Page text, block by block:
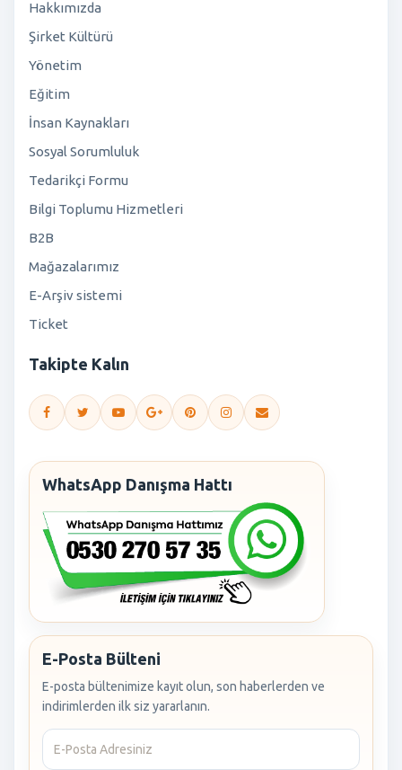
Hakkımızda
Şirket Kültürü
Yönetim
Eğitim
İnsan Kaynakları
Sosyal Sorumluluk
Tedarikçi Formu
Bilgi Toplumu Hizmetleri
B2B
Mağazalarımız
E-Arşiv sistemi
Ticket
Takipte Kalın
WhatsApp Danışma Hattı
E-Posta Bülteni
E-posta bültenimize kayıt olun, son haberlerden ve
indirimlerden ilk siz yararlanın.